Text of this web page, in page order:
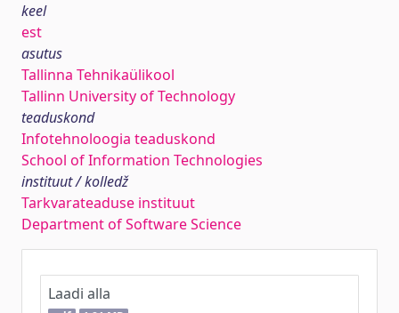
keel
est
asutus
Tallinna Tehnikaülikool
Tallinn University of Technology
teaduskond
Infotehnoloogia teaduskond
School of Information Technologies
instituut / kolledž
Tarkvarateaduse instituut
Department of Software Science
Laadi alla